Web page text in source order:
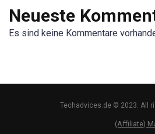
Neueste
Es sind keine Kommentare
Techadvices.de © 2023. All
(Affiliate)